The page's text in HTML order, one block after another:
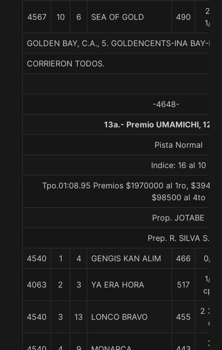
4567 10 6 SEA OF GOLD 490
24
1/2
GOLDEN BAY, C.A., 5. GOLDENCENTS-INA BAY-
CORRIERON TODOS.
-4648-
13a.- Premio UMAMICHI,
Pista Normal
Indice: 16 al 10
Tpo.01:08.95 Premios $1970000 al 1ro,
$98500 al 4to
Prop. JOTABE
Prep. R. SILVA S.
4540 1 4 GENGIS KAN ALIM 466 0/0
4063 2 3 YA ERA HORA 517
1/2
cpo
4540 3 13 LONCO BRAVO 455
2 3/4
c
3